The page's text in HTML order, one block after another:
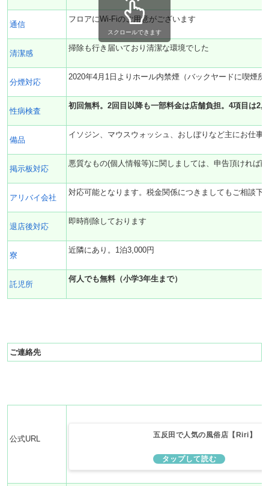
通信
フロアにWi-Fiのご用意がございます
清潔感
掃除も行き届いており清潔な環境でした
分煙対応
2020年4月1日よりホール内禁煙（バックヤードに喫煙所
性病検査
初回無料。2回目以降も一部料金は店舗負担。4項目は
備品
イソジン、マウスウォッシュ、おしぼりなど主にお仕事
掲示板対応
悪質なもの(個人情報等)に関しましては、申告頂ければ
アリバイ会社
対応可能となります。税金関係につきましてもご相談下
退店後対応
即時削除しております
寮
近隣にあり。1泊3,000円
託児所
何人でも無料（小学3年生まで）
スクロールできます
ご連絡先
公式URL 五反田で人気の風俗店【Riri】